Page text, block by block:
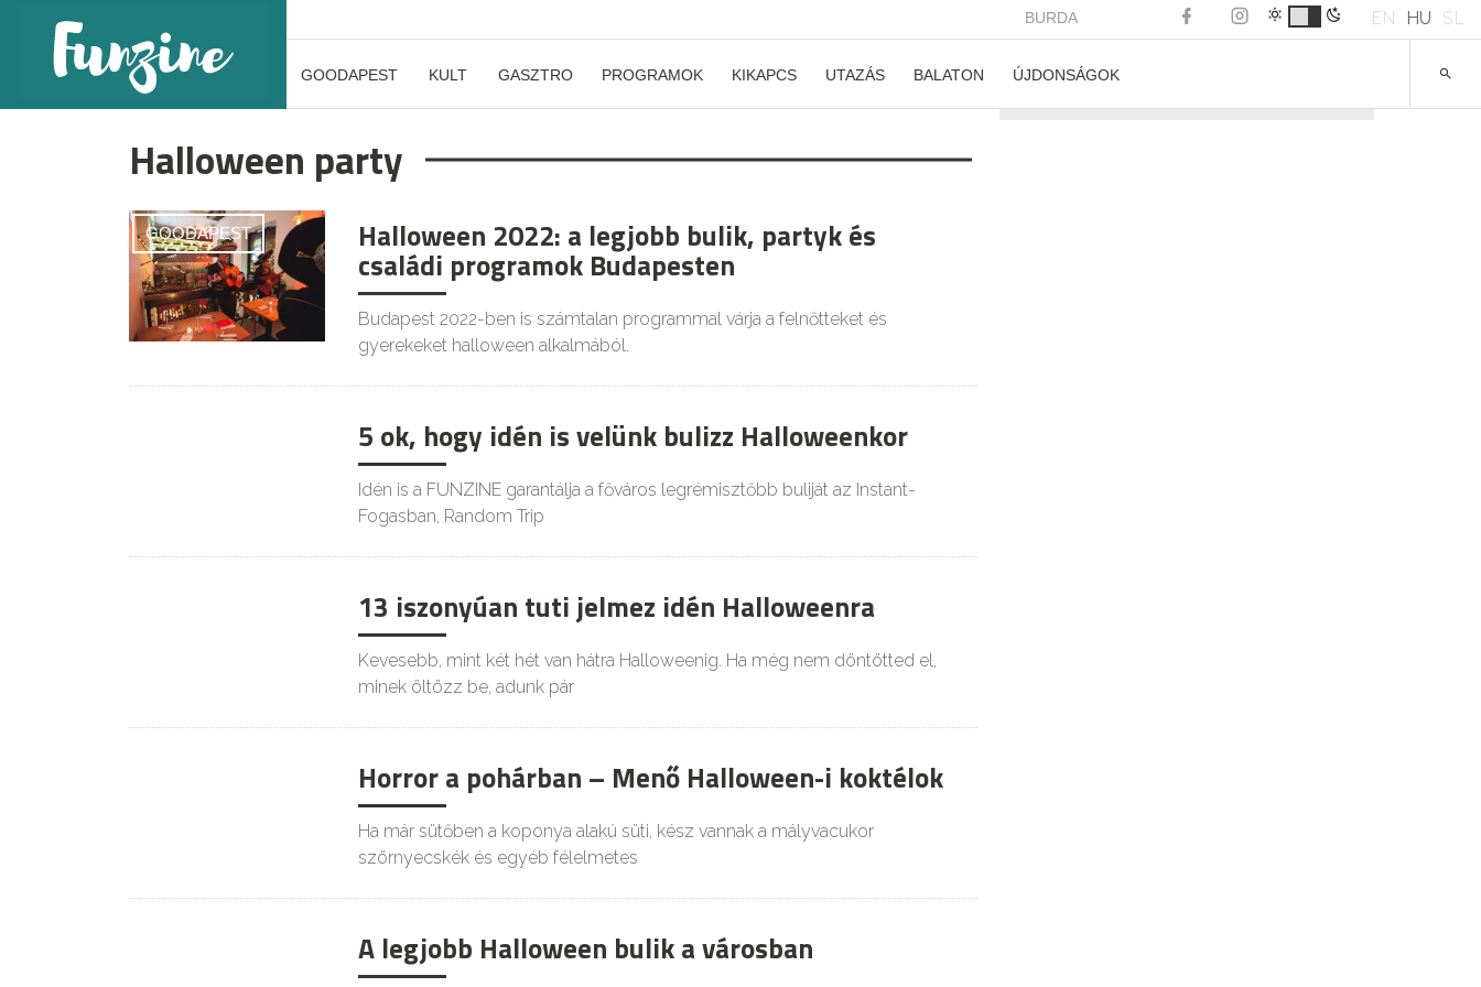
BURDA EN HU SL
GOODAPEST KULT GASZTRO PROGRAMOK KIKAPCS UTAZÁS BALATON ÚJDONSÁGOK
Halloween party
GOODAPEST Halloween 2022: a legjobb bulik, partyk és
családi programok Budapesten
Budapest 2022-ben is számtalan programmal várja a felnőtteket és
gyerekeket halloween alkalmából.
5 ok, hogy idén is velünk bulizz Halloweenkor
Idén is a FUNZINE garantálja a főváros legrémisztőbb buliját az Instant-
Fogasban, Random Trip
13 iszonyúan tuti jelmez idén Halloweenra
Kevesebb, mint két hét van hátra Halloweenig. Ha még nem döntötted el,
minek öltözz be, adunk pár
Horror a pohárban – Menő Halloween-i koktélok
Ha már sütőben a koponya alakú süti, kész vannak a mályvacukor
szörnyecskék és egyéb félelmetes
A legjobb Halloween bulik a városban